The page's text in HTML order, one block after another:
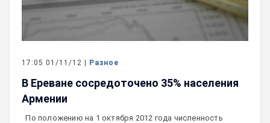
17:05 01/11/12 | Разное
В Ереване сосредоточено 35% населения
Армении
По положению на 1 октября 2012 года численность